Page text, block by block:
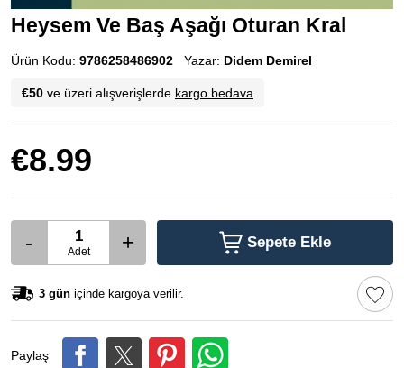
Heysem Ve Baş Aşağı Oturan Kral
Ürün Kodu: 9786258486902 Yazar: Didem Demirel
€50 ve üzeri alışverişlerde kargo bedava
€8.99
- Adet + Sepete Ekle
3 gün içinde kargoya verilir.
Paylaş